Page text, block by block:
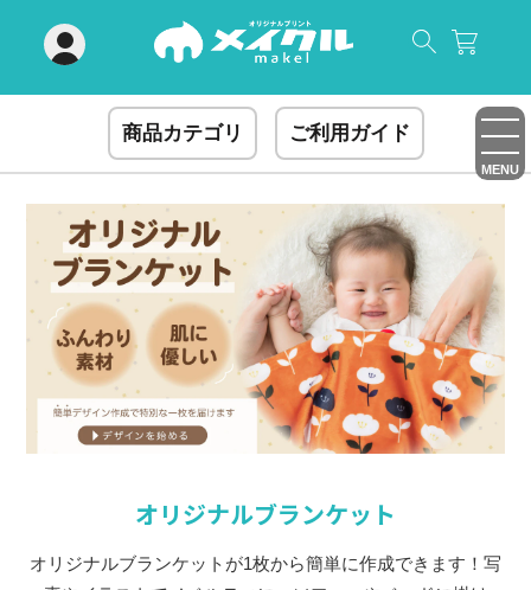
商品カテゴリ ご利用ガイド
MENU
オリジナルブランケット
オリジナルブランケットが1枚から簡単に作成できます！写